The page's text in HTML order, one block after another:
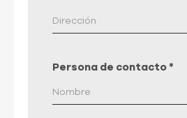
Persona de contacto *